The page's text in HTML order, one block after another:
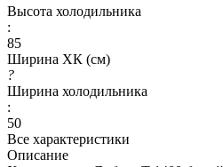
Высота холодильника
:
85
Ширина ХК (см)
?
Ширина холодильника
:
50
Все характеристики
Описание